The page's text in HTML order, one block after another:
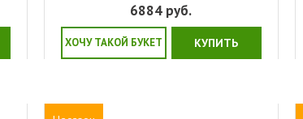
6884 руб.
ХОЧУ ТАКОЙ БУКЕТ КУПИТЬ